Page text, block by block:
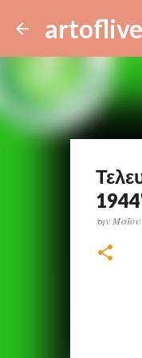
την Μαΐου